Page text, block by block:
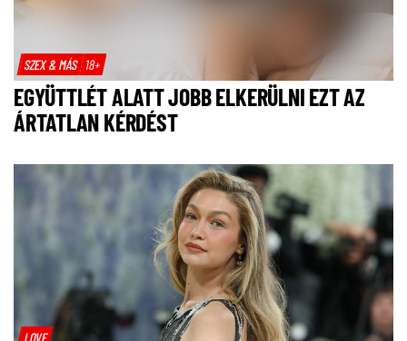
SZEX & MÁS 18+
EGYÜTTLÉT ALATT JOBB ELKERÜLNI EZT AZ
ÁRTATLAN KÉRDÉST
LOVE